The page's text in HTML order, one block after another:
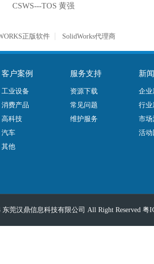
MD 黄强
正版软件 SolidWorks代理商
客户案例
工业设备
消费产品
高科技
汽车
其他
服务支持
资源下载
常见问题
维护服务
新
企业
行业
市场
活动
东莞汉鼎信息科技有限公司 All Right Reserved 粤